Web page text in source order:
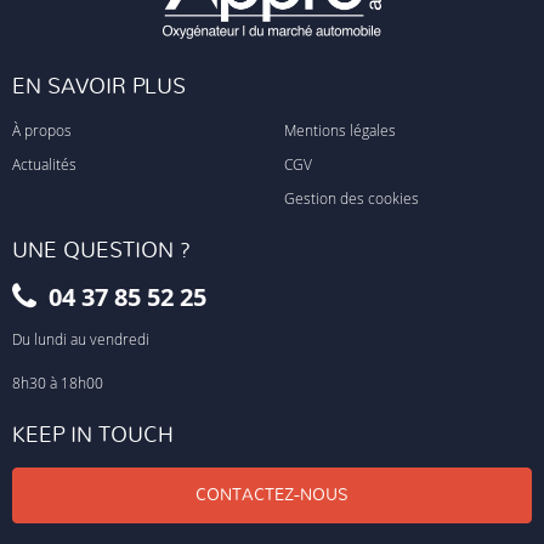
EN SAVOIR PLUS
À propos
Actualités
Mentions légales
CGV
Gestion des cookies
UNE QUESTION ?
04 37 85 52 25
Du lundi au vendredi
8h30 à 18h00
KEEP IN TOUCH
CONTACTEZ-NOUS